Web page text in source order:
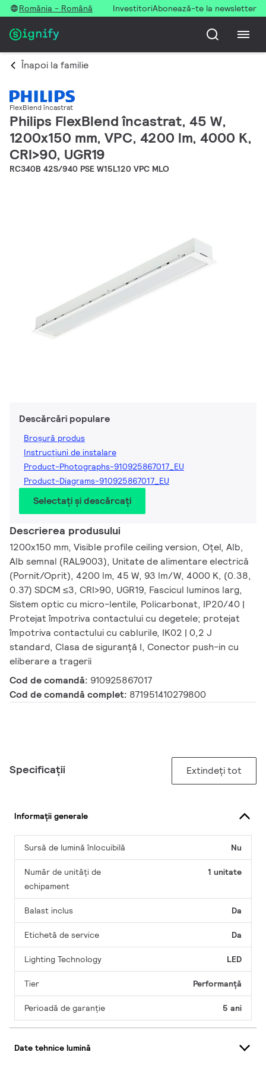
România - Română InvestitoriAbonează-te la newsletter
Înapoi la familie
FlexBlend încastrat
Philips FlexBlend încastrat, 45 W,
1200x150 mm, VPC, 4200 lm, 4000 K,
CRI>90, UGR19
RC340B 42S/940 PSE W15L120 VPC MLO
Descărcări populare
Broșură produs
Instrucțiuni de instalare
Product-Photographs-910925867017_EU
Product-Diagrams-910925867017_EU
Selectați și descărcați
Descrierea produsului
1200x150 mm, Visible profile ceiling version, Oțel, Alb,
Alb semnal (RAL9003), Unitate de alimentare electrică
(Pornit/Oprit), 4200 lm, 45 W, 93 lm/W, 4000 K, (0.38,
0.37) SDCM ≤3, CRI>90, UGR19, Fascicul luminos larg,
Sistem optic cu micro-lentile, Policarbonat, IP20/40 |
Protejat împotriva contactului cu degetele; protejat
împotriva contactului cu cablurile, IK02 | 0,2 J
standard, Clasa de siguranță I, Conector push-in cu
eliberare a tragerii
Cod de comandă: 910925867017
Cod de comandă complet: 871951410279800
Specificații Extindeți tot
Informații generale
Sursă de lumină înlocuibilă Nu
Număr de unități de
echipament
1 unitate
Balast inclus Da
Etichetă de service Da
Lighting Technology LED
Tier Performanță
Perioadă de garanţie 5 ani
Date tehnice lumină